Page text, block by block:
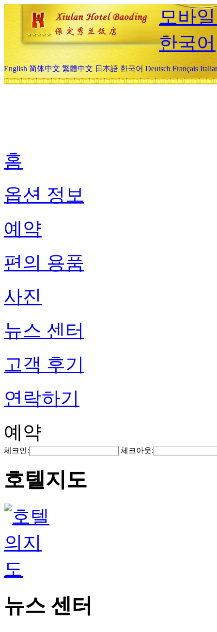
모바
한국어
English 简体中文 繁體中文 日本語 한국어 Deutsch Français
홈
옵션 정보
예약
편의 용품
사진
뉴스 센터
고객 후기
연락하기
예약
체크인: 체크아웃:
호텔지도
뉴스 센터